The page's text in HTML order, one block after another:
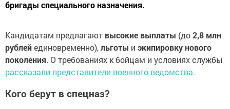
бригады специального назначения.
Кандидатам предлагают высокие выплаты (до2,8 млн
рублейединовременно),льготы и экипировку нового
поколения. О требованиях к бойцам и условиях службы
рассказали представители военного ведомства.
Кого берут в спецназ?